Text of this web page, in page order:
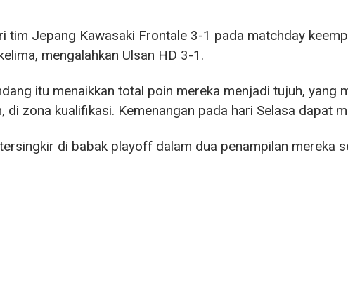
tim Jepang Kawasaki Frontale 3-1 pada matchday
mengalahkan Ulsan HD 3-1.
itu menaikkan total poin mereka menjadi tujuh, yang
di zona kualifikasi. Kemenangan pada hari Selasa dapat
di babak playoff dalam dua penampilan mereka